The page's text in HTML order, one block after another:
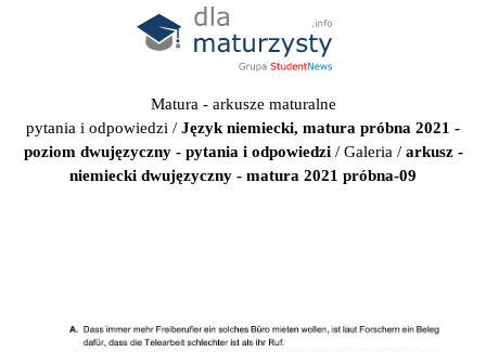
Matura - arkusze maturalne
pytania i odpowiedzi / Język niemiecki, matura próbna 2021 -
poziom dwujęzyczny - pytania i odpowiedzi/ Galeria / arkusz -
niemiecki dwujęzyczny - matura 2021 próbna-09